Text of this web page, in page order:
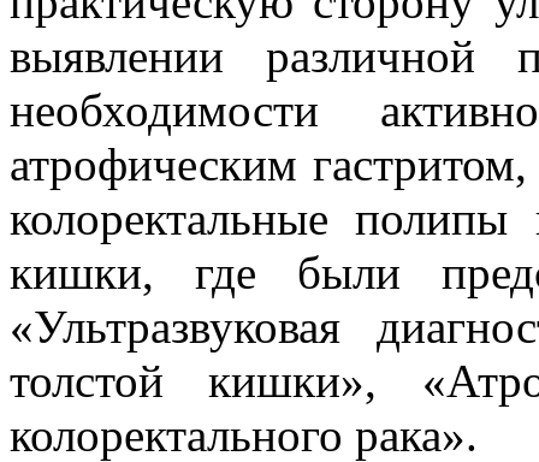
выявлении различной
необходимости
атрофическим
колоректальные
кишки, где были
«Ультразвуковая
толстой кишки»,
колоректального рака».